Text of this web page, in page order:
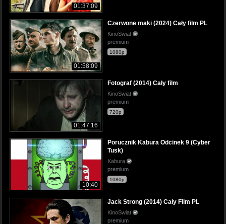
01:37:09
01:58:09
Czerwone maki (2024) Cały film PL
KinoSwiat
premium
1080p
01:47:16
Fotograf (2014) Cały film
KinoSwiat
premium
720p
10:40
Porucznik Kabura Odcinek 9 (Cyber
Tusk)
Kabura
premium
1080p
Jack Strong (2014) Cały Film PL
KinoSwiat
premium